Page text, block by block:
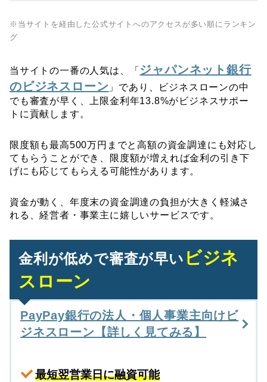
※当サイトを経由した公式サイトへのアクセスが多い順にランキン
グ
当サイトの一番の人気は、「 ジャパンネット銀行
のビジネスローン 」であり、ビジネスローンの中
でも審査が早く、上限金利年13.8%がビジネスサポー
トに貢献します。
限度額も最高500万円までと高額の資金調達にも対応し
てもらうことができ、限度額が増えれば金利の引き下
げにも応じてもらえる可能性があります。
資金が動く、年度末の資金調達の負担が大きく軽減さ
れる、経営者・事業主に嬉しいサービスです。
金利が低めで審査が早い ビジネ
スローン
PayPay銀行の法人・個人事業主向けビ
ジネスローン【詳しく見てみる】
最短翌営業日に融資可能